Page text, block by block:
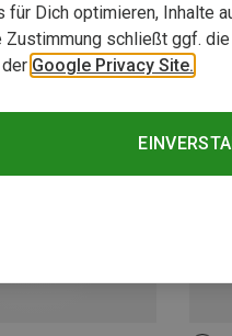
Neu
Dich optimieren, Inhalte
schließt ggf.
Google Privacy Site.